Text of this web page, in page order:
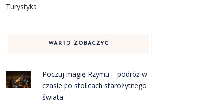
Turystyka
WARTO ZOBACZYĆ
Poczuj magię Rzymu – podróż w
czasie po stolicach starożytnego
świata